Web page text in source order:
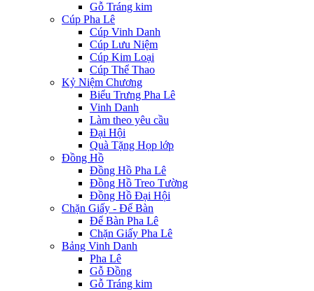
Gỗ Tráng kim
Cúp Pha Lê
Cúp Vinh Danh
Cúp Lưu Niệm
Cúp Kim Loại
Cúp Thể Thao
Kỷ Niệm Chương
Biểu Trưng Pha Lê
Vinh Danh
Làm theo yêu cầu
Đại Hội
Quà Tặng Họp lớp
Đồng Hồ
Đồng Hồ Pha Lê
Đồng Hồ Treo Tường
Đồng Hồ Đại Hội
Chặn Giấy - Để Bàn
Để Bàn Pha Lê
Chặn Giấy Pha Lê
Bảng Vinh Danh
Pha Lê
Gỗ Đồng
Gỗ Tráng kim